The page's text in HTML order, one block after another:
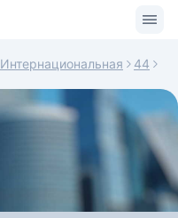
Интернациональная 44